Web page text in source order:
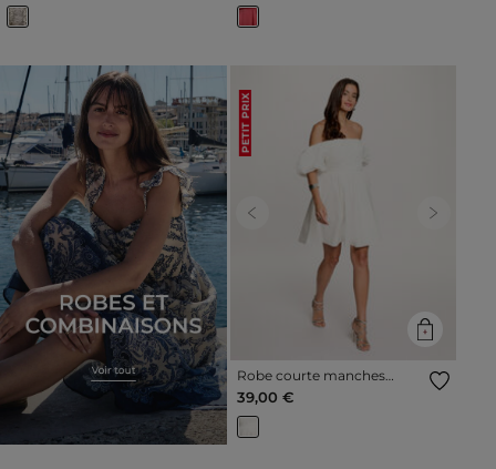
PETIT PRIX
Previous Next
Robe courte manches
bouffantes blanc femme
39,00 €